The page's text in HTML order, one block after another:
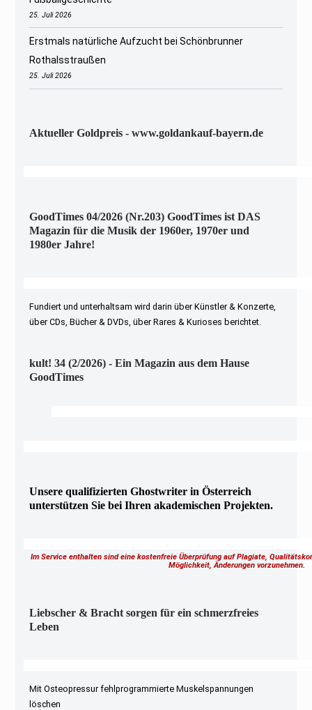
25. Juli 2026
Erstmals natürliche Aufzucht bei Schönbrunner
Rothalsstraußen
25. Juli 2026
Aktueller Goldpreis - www.goldankauf-bayern.de
GoodTimes 04/2026 (Nr.203) GoodTimes ist DAS
Magazin für die Musik der 1960er, 1970er und
1980er Jahre!
Fundiert und unterhaltsam wird darin über Künstler & Konzerte,
über CDs, Bücher & DVDs, über Rares & Kurioses berichtet.
kult! 34 (2/2026) - Ein Magazin aus dem Hause
GoodTimes
Unsere qualifizierten Ghostwriter in Österreich
unterstützen Sie bei Ihren akademischen Projekten.
Im Service enthalten sind eine kostenfreie Überprüfung auf Plagiate,
Möglichkeit, Änderungen vorzunehmen.
Liebscher & Bracht sorgen für ein schmerzfreies
Leben
Mit Osteopressur fehlprogrammierte Muskelspannungen
löschen